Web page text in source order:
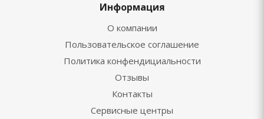
Информация
О компании
Пользовательское соглашение
Политика конфендициальности
Отзывы
Контакты
Сервисные центры